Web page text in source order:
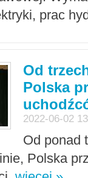
prac
Od
Polska
2022-06-02
Od ponad
Polska